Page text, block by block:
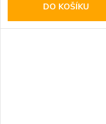
DO KOŠÍKU